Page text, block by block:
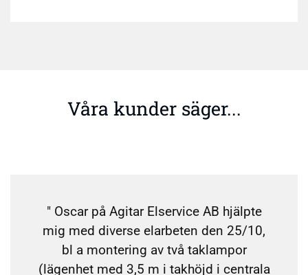
Våra kunder säger...
" Oscar på Agitar Elservice AB hjälpte
mig med diverse elarbeten den 25/10,
bl a montering av två taklampor
(lägenhet med 3,5 m i takhöjd i centrala